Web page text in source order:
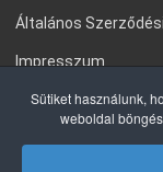
Általános
Impresszum
COPYRIGHT © 2020
Sütiket használunk,
weboldal